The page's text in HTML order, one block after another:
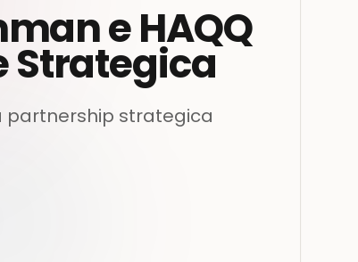
e HAQQ
Strategica
partnership strategica